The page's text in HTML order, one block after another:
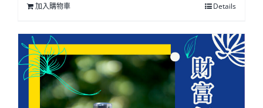
加入購物車 Details